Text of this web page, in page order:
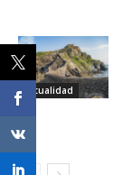
Actualidad